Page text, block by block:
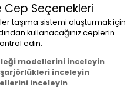
Cep Seçenekleri
taşıma sistemi oluşturmak için
kullanacağınız ceplerin
edin.
modellerini inceleyin
inceleyin
inceleyin